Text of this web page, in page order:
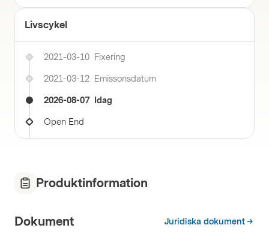
Livscykel
2021-03-10 Fixering
2021-03-12 Emissonsdatum
2026-08-07 Idag
Open End
Produktinformation
Dokument Juridiska dokument